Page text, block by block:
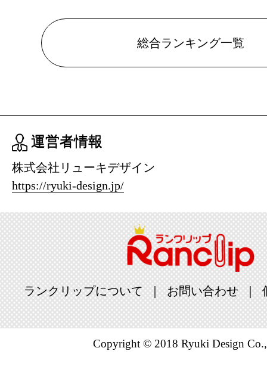
総合ランキング一覧
運営者情報
株式会社リューキデザイン
https://ryuki-design.jp/
ランクリップについて お問い合わせ
Copyright © 2018 Ryuki Design